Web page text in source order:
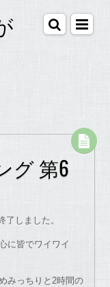
グ 第6
しました。
に皆でワイワイ
みっちりと2時間の